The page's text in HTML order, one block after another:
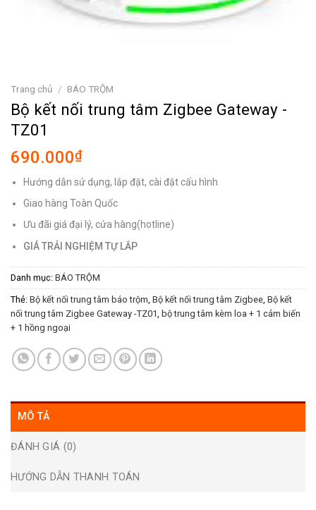
Trang chủ / BÁO TRỘM
Bộ kết nối trung tâm Zigbee Gateway -
TZ01
690.000₫
Hướng dẫn sử dụng, lắp đặt, cài đặt cấu hình
Giao hàng Toàn Quốc
Ưu đãi giá đại lý, cửa hàng(hotline)
GIÁ TRẢI NGHIỆM TỰ LẮP
Danh mục: BÁO TRỘM
Thẻ: Bộ kết nối trung tâm báo trộm, Bộ kết nối trung tâm Zigbee, Bộ kết
nối trung tâm Zigbee Gateway -TZ01, bộ trung tâm kèm loa + 1 cảm biến
+ 1 hồng ngoại
MÔ TẢ
ĐÁNH GIÁ (0)
HƯỚNG DẪN THANH TOÁN